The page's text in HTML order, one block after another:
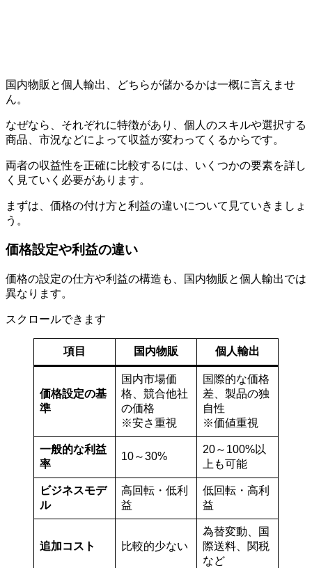
国内物販と個人輸出、どちらが儲かるかは一概に言えませ
ん。
なぜなら、それぞれに特徴があり、個人のスキルや選択する
商品、市況などによって収益が変わってくるからです。
両者の収益性を正確に比較するには、いくつかの要素を詳し
く見ていく必要があります。
まずは、価格の付け方と利益の違いについて見ていきましょ
う。
価格設定や利益の違い
価格の設定の仕方や利益の構造も、国内物販と個人輸出では
異なります。
スクロールできます
項目 国内物販 個人輸出
価格設定の基
準
国内市場価
格、競合他社
の価格
※安さ重視
国際的な価格
差、製品の独
自性
※価値重視
一般的な利益
率
10～30%
20～100%以
上も可能
ビジネスモデ
ル
高回転・低利
益
低回転・高利
益
追加コスト 比較的少ない
為替変動、国
際送料、関税
など